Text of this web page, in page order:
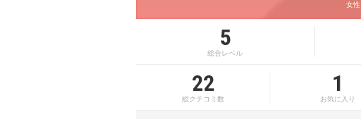
女性
5
総合レベル
22
総クチコミ数
1
お気に入り